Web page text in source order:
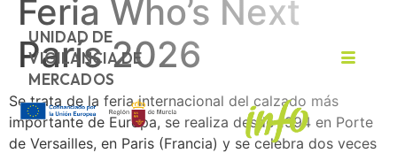
UNIDAD DE
VIGILANCIA DE
MERCADOS
Feria Who’s Next
París 2026
Se trata de la feria internacional del calzado más
importante de Europa, se realiza desde 1994 en Porte
de Versailles, en Paris (Francia) y se celebra dos veces